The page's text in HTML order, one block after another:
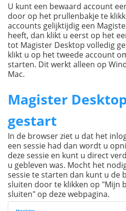
U kunt een bewaard account
door op het prullenbakje te
accounts gelijktijdig een
heeft, dan klikt u eerst op het
tot Magister Desktop volledig
klikt u op het tweede account
starten. Dit werkt alleen op
Mac.
Magister
gestart
In de browser ziet u dat het
een sessie had dan wordt u
deze sessie en kunt u direct
u gebleven was. Mocht het
sessie te starten dan kunt u de
sluiten door te klikken op "Mijn
sluiten" op deze webpagina.